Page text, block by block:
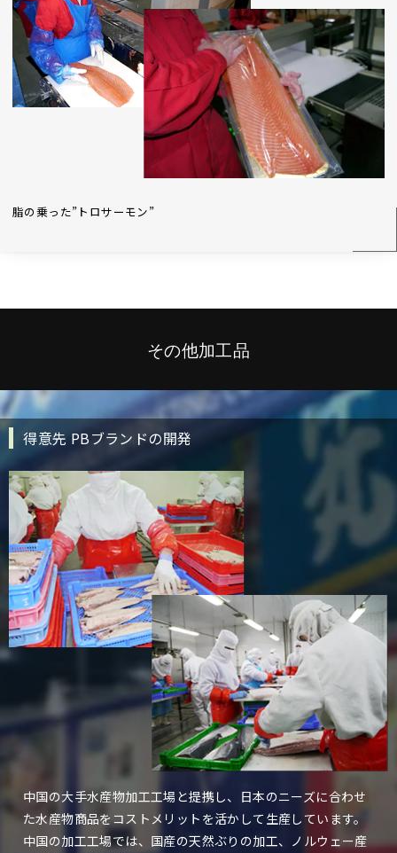
脂の乗った”トロサーモン”
その他加工品
得意先 PBブランドの開発
中国の大手水産物加工工場と提携し、日本のニーズに合わせ
た水産物商品をコストメリットを活かして生産しています。
中国の加工工場では、国産の天然ぶりの加工、ノルウェー産